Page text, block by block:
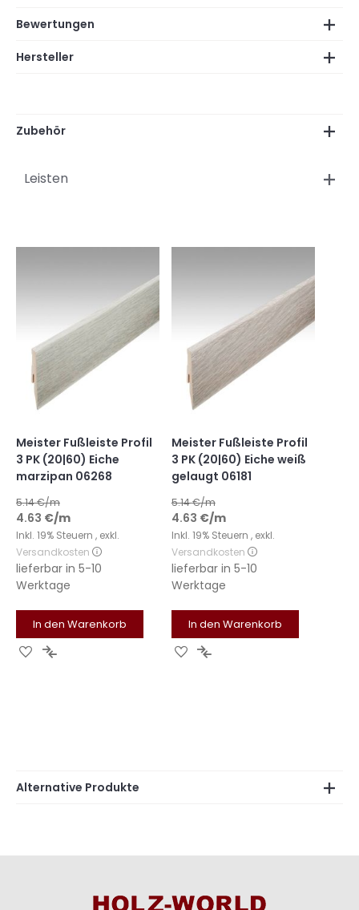
Bewertungen
Hersteller
Zubehör
Leisten
Meister Fußleiste Profil
3 PK (20|60) Eiche
marzipan 06268
5.14€/m
4.63 €/m
Inkl. 19% Steuern , exkl.
Versandkosten
lieferbar in 5-10
Werktage
In den Warenkorb
Zur Zur
Meister Fußleiste Profil
3 PK (20|60) Eiche weiß
gelaugt 06181
5.14€/m
4.63 €/m
Inkl. 19% Steuern , exkl.
Versandkosten
lieferbar in 5-10
Werktage
In den Warenkorb
Zur Zur
Alternative Produkte